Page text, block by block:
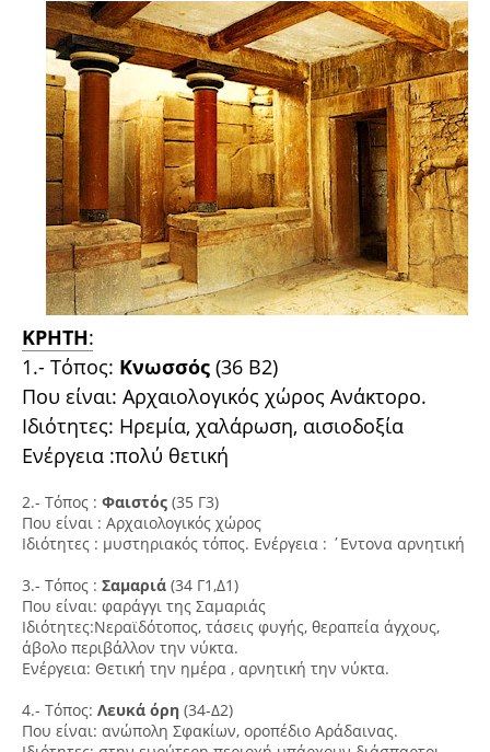
ΚΡΗΤΗ:
1.- Τόπος: Κνωσσός (36 Β2)
Που είναι: Αρχαιολογικός χώρος Ανάκτορο.
Ιδιότητες: Ηρεμία, χαλάρωση, αισιοδοξία
Ενέργεια :πολύ θετική
2.- Τόπος : Φαιστός (35 Γ3)
Που είναι : Αρχαιολογικός χώρος
Ιδιότητες : μυστηριακός τόπος. Ενέργεια : ΄Εντονα αρνητική
3.- Τόπος : Σαμαριά (34 Γ1,Δ1)
Που είναι: φαράγγι της Σαμαριάς
Ιδιότητες:Νεραϊδότοπος, τάσεις φυγής, θεραπεία άγχους,
άβολο περιβάλλον την νύκτα.
Ενέργεια: Θετική την ημέρα , αρνητική την νύκτα.
4.- Τόπος: Λευκά όρη (34-Δ2)
Που είναι: ανώπολη Σφακίων, οροπέδιο Αράδαινας.